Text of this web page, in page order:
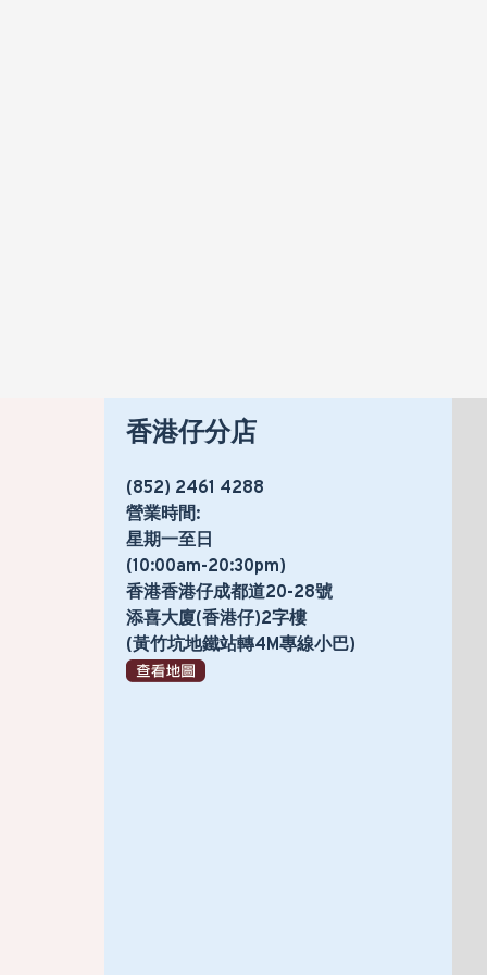
香港仔分店
(852) 2461 4288
營業時間:
星期一至日
(10:00am-20:30pm)
香港香港仔成都道20-28號
添喜大廈(香港仔)2字樓
(黃竹坑地鐵站轉4M專線小巴)